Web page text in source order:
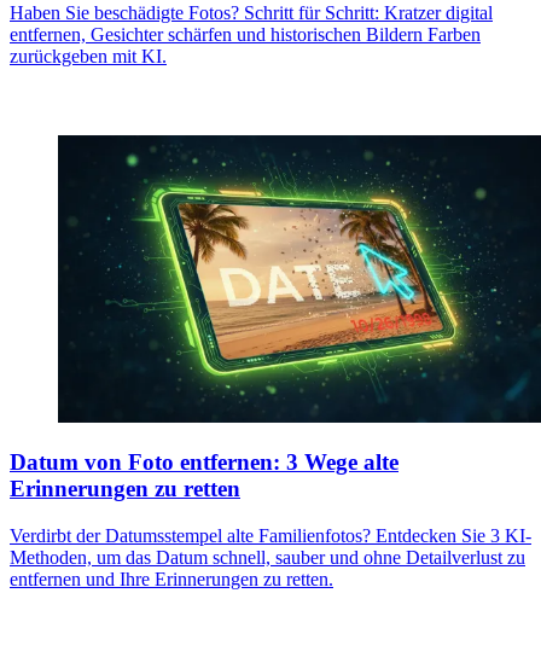
Haben Sie beschädigte Fotos? Schritt für Schritt: Kratzer digital
entfernen, Gesichter schärfen und historischen Bildern Farben
zurückgeben mit KI.
Datum von Foto entfernen: 3 Wege alte
Erinnerungen zu retten
Verdirbt der Datumsstempel alte Familienfotos? Entdecken Sie 3 KI-
Methoden, um das Datum schnell, sauber und ohne Detailverlust zu
entfernen und Ihre Erinnerungen zu retten.